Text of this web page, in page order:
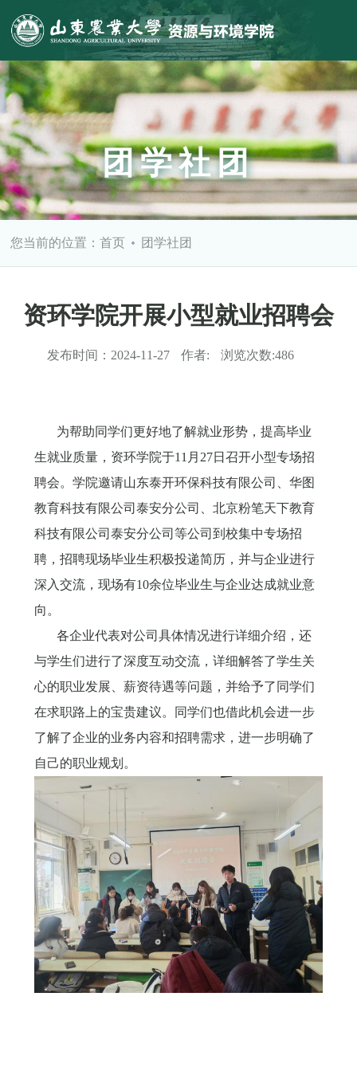
团学社团
您当前的位置：首页 团学社团
资环学院开展小型就业招聘会
发布时间： 2024-11-27 作者: 浏览次数:486
为帮助同学们更好地了解就业形势，提高毕业
生就业质量，资环学院于11月27日召开小型专场招
聘会。学院邀请山东泰开环保科技有限公司、华图
教育科技有限公司泰安分公司、北京粉笔天下教育
科技有限公司泰安分公司等公司到校集中专场招
聘，招聘现场毕业生积极投递简历，并与企业进行
深入交流，现场有10余位毕业生与企业达成就业意
向。
各企业代表对公司具体情况进行详细介绍，还
与学生们进行了深度互动交流，详细解答了学生关
心的职业发展、薪资待遇等问题，并给予了同学们
在求职路上的宝贵建议。同学们也借此机会进一步
了解了企业的业务内容和招聘需求，进一步明确了
自己的职业规划。